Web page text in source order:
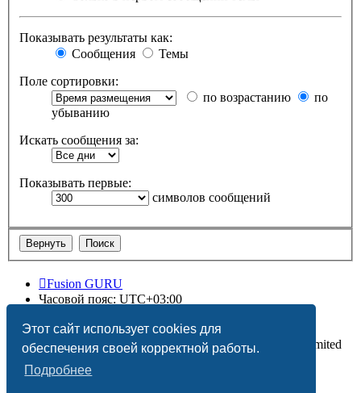
Этот сайт использует cookies для
обеспечения своей корректной работы.
Подробнее
Показывать результаты как:
Сообщения
Темы
Поле сортировки:
по возрастанию
по
убыванию
Искать сообщения за:
Показывать первые:
символов сообщений
Fusion GURU
Часовой пояс: UTC+03:00
Создано на основеphpBB® Forum Software © phpBB Limited